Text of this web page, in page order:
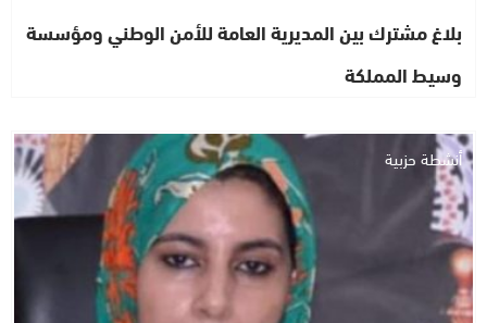
بلاغ مشترك بين المديرية العامة للأمن الوطني ومؤسسة
وسيط المملكة
أنشطة حزبية